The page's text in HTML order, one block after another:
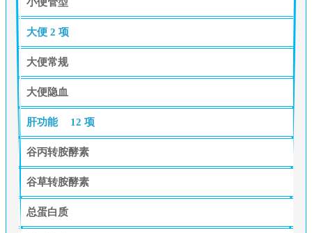
大便 2 项
大便常规
大便隐血
肝功能 12 项
谷丙转胺酵素
谷草转胺酵素
总蛋白质